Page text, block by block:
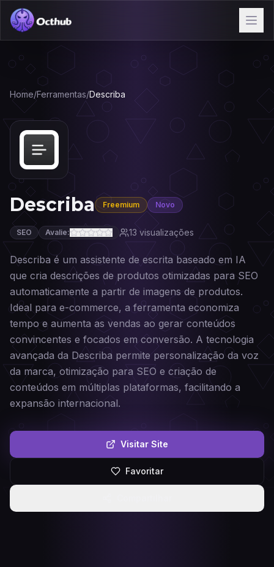
Home/Ferramentas/Describa
Describa Freemium Novo
SEO Avalie: 13 visualizações
Describa é um assistente de escrita baseado em IA
que cria descrições de produtos otimizadas para SEO
automaticamente a partir de imagens de produtos.
Ideal para e-commerce, a ferramenta economiza
tempo e aumenta as vendas ao gerar conteúdos
convincentes e focados em conversão. A tecnologia
avançada da Describa permite personalização da voz
da marca, otimização para SEO e criação de
conteúdos em múltiplas plataformas, facilitando a
expansão internacional.
Visitar Site
Favoritar